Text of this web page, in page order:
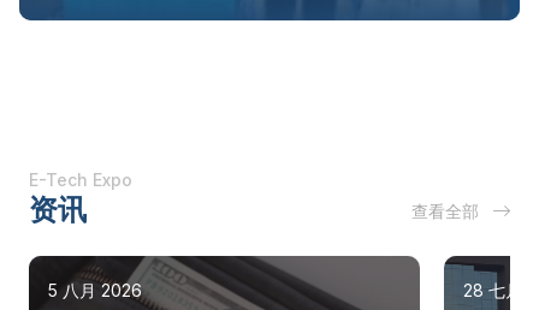
E-Tech Expo
资讯 查看全部
5 八月 2026
28 七月